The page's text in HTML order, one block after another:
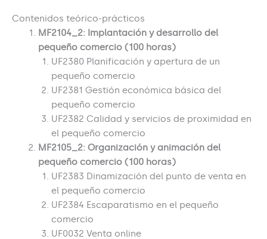
Contenidos teórico-prácticos
MF2104_2: Implantación y desarrollo del
pequeño comercio (100 horas)
UF2380 Planificación y apertura de un
pequeño comercio
UF2381 Gestión económica básica del
pequeño comercio
UF2382 Calidad y servicios de proximidad en
el pequeño comercio
MF2105_2: Organización y animación del
pequeño comercio (100 horas)
UF2383 Dinamización del punto de venta en
el pequeño comercio
UF2384 Escaparatismo en el pequeño
comercio
UF0032 Venta online